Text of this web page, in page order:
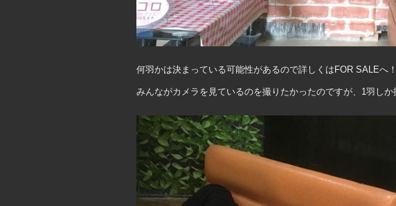
何羽かは決まっている可能性があるので詳しくはFOR SALEへ！
みんながカメラを見ているのを撮りたかったのですが、1羽し